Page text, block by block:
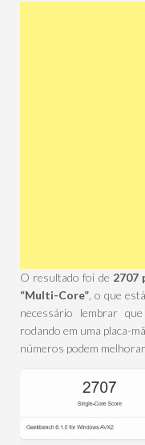
O resultado foi de 2707
“Multi-Core” , o que
necessário lembrar
rodando em uma placa-
números podem